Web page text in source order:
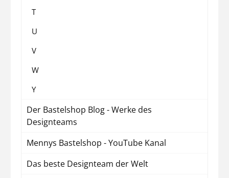
T
U
V
W
Y
Der Bastelshop Blog - Werke des
Designteams
Mennys Bastelshop - YouTube Kanal
Das beste Designteam der Welt